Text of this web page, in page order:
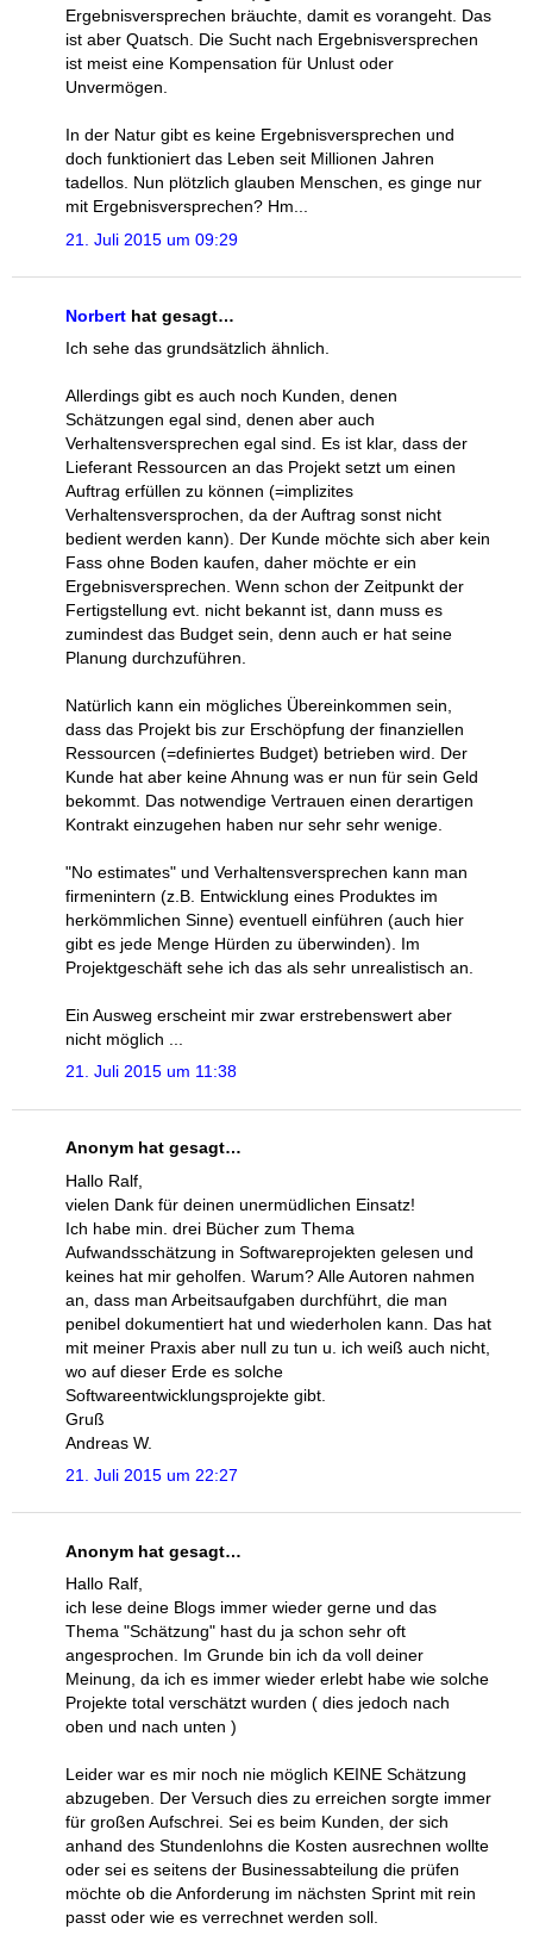
Ergebnisversprechen bräuchte, damit es vorangeht. Das
ist aber Quatsch. Die Sucht nach Ergebnisversprechen
ist meist eine Kompensation für Unlust oder
Unvermögen.
In der Natur gibt es keine Ergebnisversprechen und
doch funktioniert das Leben seit Millionen Jahren
tadellos. Nun plötzlich glauben Menschen, es ginge nur
mit Ergebnisversprechen? Hm...
21. Juli 2015 um 09:29
Norbert hat gesagt…
Ich sehe das grundsätzlich ähnlich.
Allerdings gibt es auch noch Kunden, denen
Schätzungen egal sind, denen aber auch
Verhaltensversprechen egal sind. Es ist klar, dass der
Lieferant Ressourcen an das Projekt setzt um einen
Auftrag erfüllen zu können (=implizites
Verhaltensversprochen, da der Auftrag sonst nicht
bedient werden kann). Der Kunde möchte sich aber kein
Fass ohne Boden kaufen, daher möchte er ein
Ergebnisversprechen. Wenn schon der Zeitpunkt der
Fertigstellung evt. nicht bekannt ist, dann muss es
zumindest das Budget sein, denn auch er hat seine
Planung durchzuführen.
Natürlich kann ein mögliches Übereinkommen sein,
dass das Projekt bis zur Erschöpfung der finanziellen
Ressourcen (=definiertes Budget) betrieben wird. Der
Kunde hat aber keine Ahnung was er nun für sein Geld
bekommt. Das notwendige Vertrauen einen derartigen
Kontrakt einzugehen haben nur sehr sehr wenige.
"No estimates" und Verhaltensversprechen kann man
firmenintern (z.B. Entwicklung eines Produktes im
herkömmlichen Sinne) eventuell einführen (auch hier
gibt es jede Menge Hürden zu überwinden). Im
Projektgeschäft sehe ich das als sehr unrealistisch an.
Ein Ausweg erscheint mir zwar erstrebenswert aber
nicht möglich ...
21. Juli 2015 um 11:38
Anonym hat gesagt…
Hallo Ralf,
vielen Dank für deinen unermüdlichen Einsatz!
Ich habe min. drei Bücher zum Thema
Aufwandsschätzung in Softwareprojekten gelesen und
keines hat mir geholfen. Warum? Alle Autoren nahmen
an, dass man Arbeitsaufgaben durchführt, die man
penibel dokumentiert hat und wiederholen kann. Das hat
mit meiner Praxis aber null zu tun u. ich weiß auch nicht,
wo auf dieser Erde es solche
Softwareentwicklungsprojekte gibt.
Gruß
Andreas W.
21. Juli 2015 um 22:27
Anonym hat gesagt…
Hallo Ralf,
ich lese deine Blogs immer wieder gerne und das
Thema "Schätzung" hast du ja schon sehr oft
angesprochen. Im Grunde bin ich da voll deiner
Meinung, da ich es immer wieder erlebt habe wie solche
Projekte total verschätzt wurden ( dies jedoch nach
oben und nach unten )
Leider war es mir noch nie möglich KEINE Schätzung
abzugeben. Der Versuch dies zu erreichen sorgte immer
für großen Aufschrei. Sei es beim Kunden, der sich
anhand des Stundenlohns die Kosten ausrechnen wollte
oder sei es seitens der Businessabteilung die prüfen
möchte ob die Anforderung im nächsten Sprint mit rein
passt oder wie es verrechnet werden soll.